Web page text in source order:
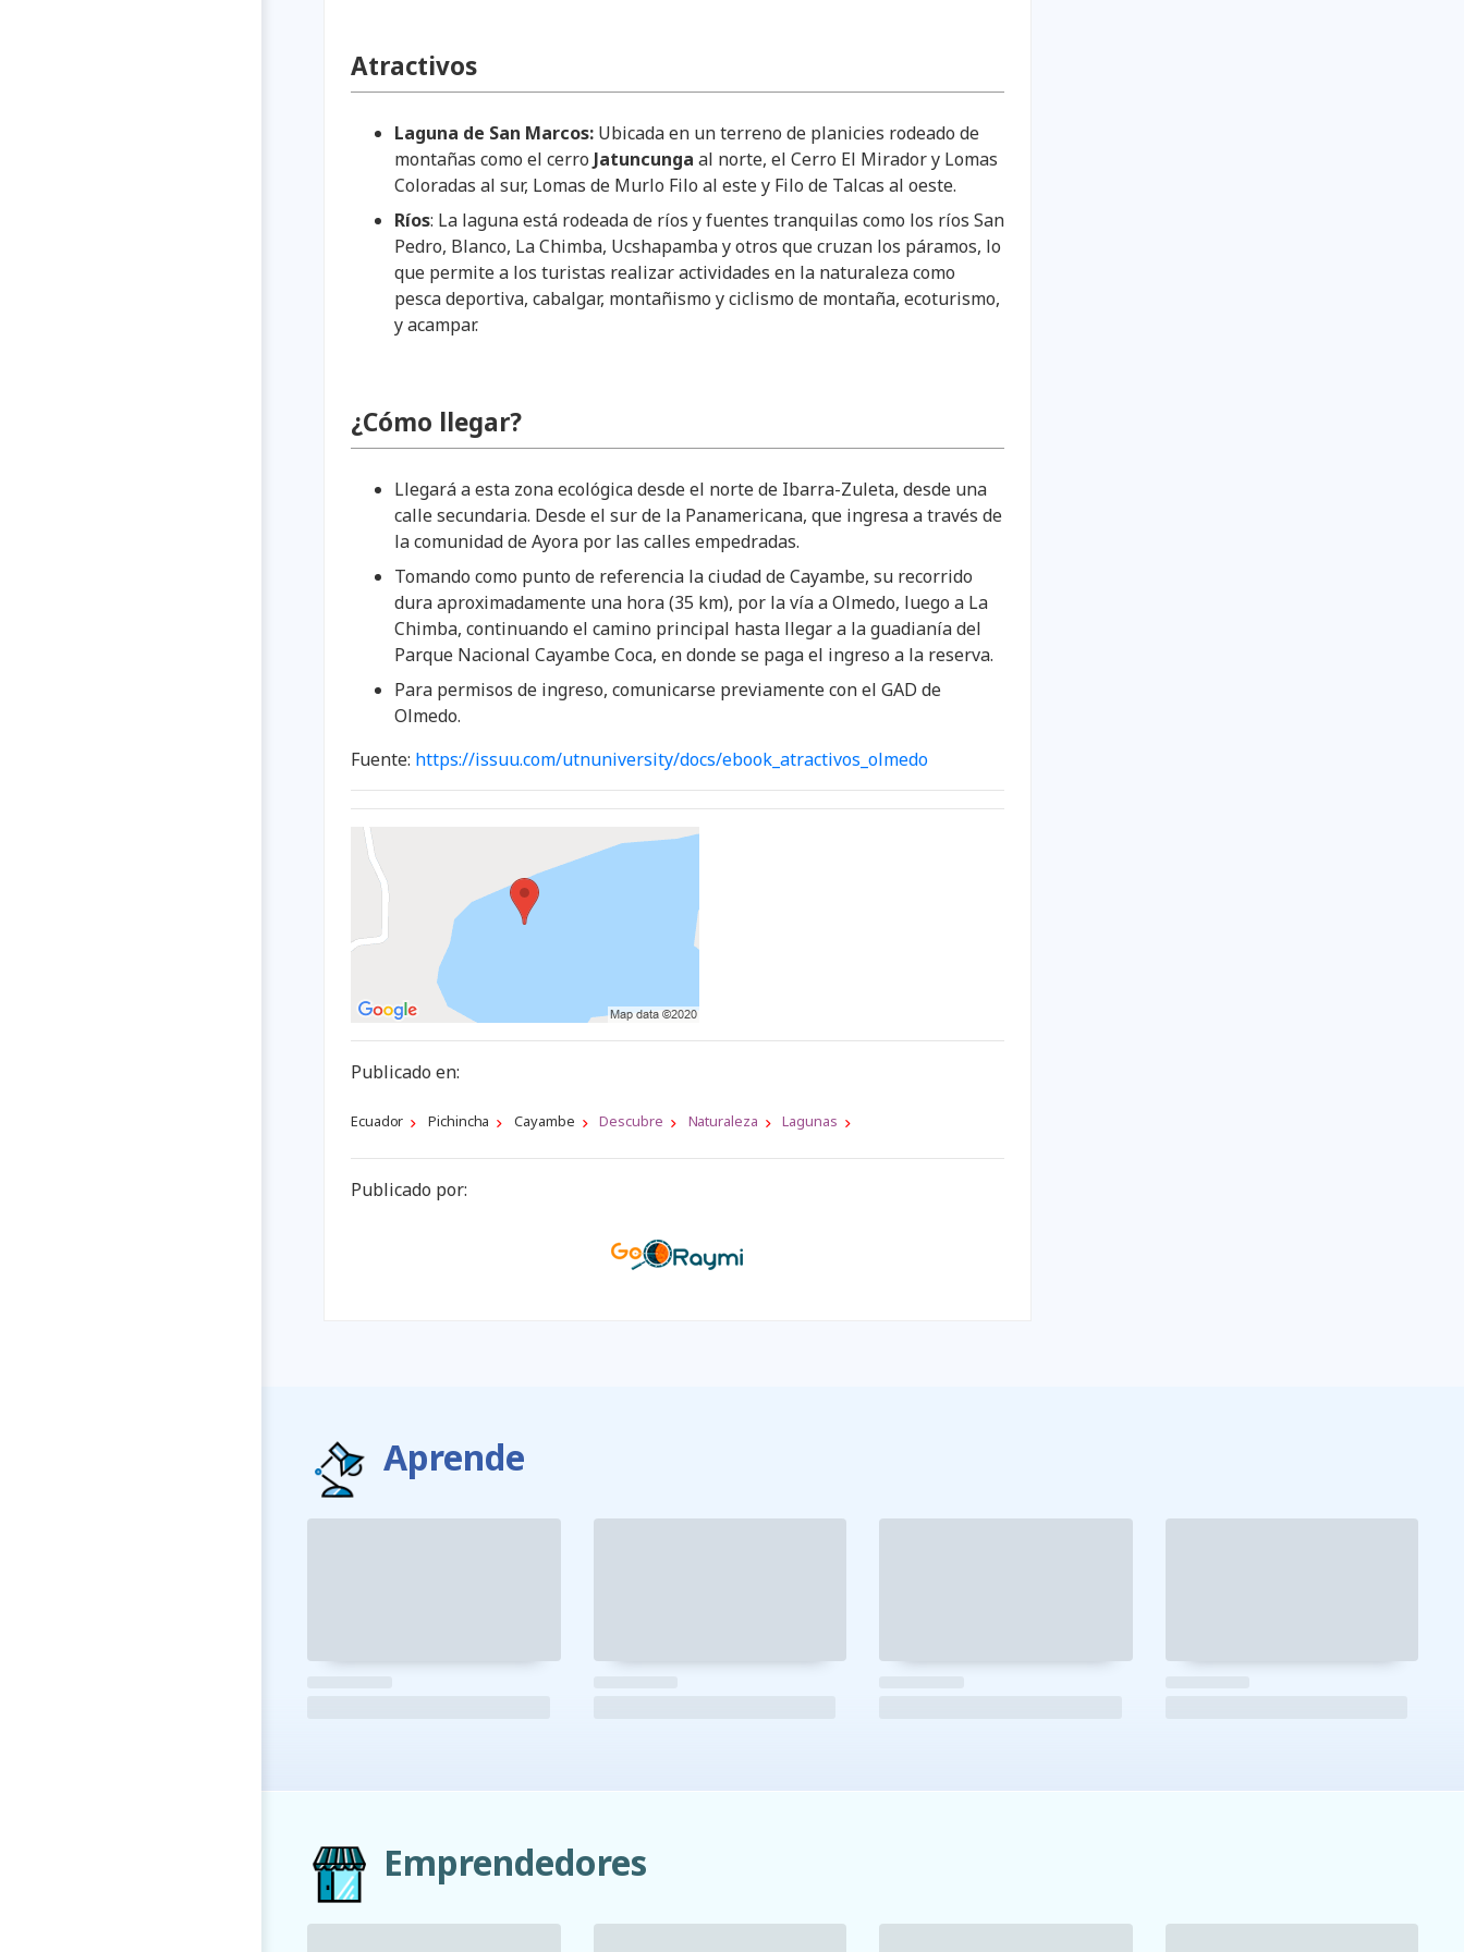
Atractivos
Laguna de San Marcos: Ubicada en un terreno de planicies rodeado de
montañas como el cerro Jatuncunga al norte, el Cerro El Mirador y Lomas
Coloradas al sur, Lomas de Murlo Filo al este y Filo de Talcas al oeste.
Ríos: La laguna está rodeada de ríos y fuentes tranquilas como los ríos San
Pedro, Blanco, La Chimba, Ucshapamba y otros que cruzan los páramos, lo
que permite a los turistas realizar actividades en la naturaleza como
pesca deportiva, cabalgar, montañismo y ciclismo de montaña, ecoturismo,
y acampar.
¿Cómo llegar?
Llegará a esta zona ecológica desde el norte de Ibarra-Zuleta, desde una
calle secundaria. Desde el sur de la Panamericana, que ingresa a través de
la comunidad de Ayora por las calles empedradas.
Tomando como punto de referencia la ciudad de Cayambe, su recorrido
dura aproximadamente una hora (35 km), por la vía a Olmedo, luego a La
Chimba, continuando el camino principal hasta llegar a la guadianía del
Parque Nacional Cayambe Coca, en donde se paga el ingreso a la reserva.
Para permisos de ingreso, comunicarse previamente con el GAD de
Olmedo.
Fuente: https://issuu.com/utnuniversity/docs/ebook_atractivos_olmedo
Publicado en:
Ecuador Pichincha Cayambe Descubre Naturaleza Lagunas
Publicado por:
Aprende
Emprendedores